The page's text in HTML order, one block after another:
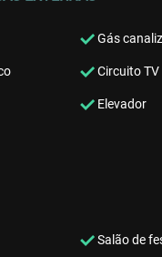
Gás
Circuito TV
Elevador
Salão de